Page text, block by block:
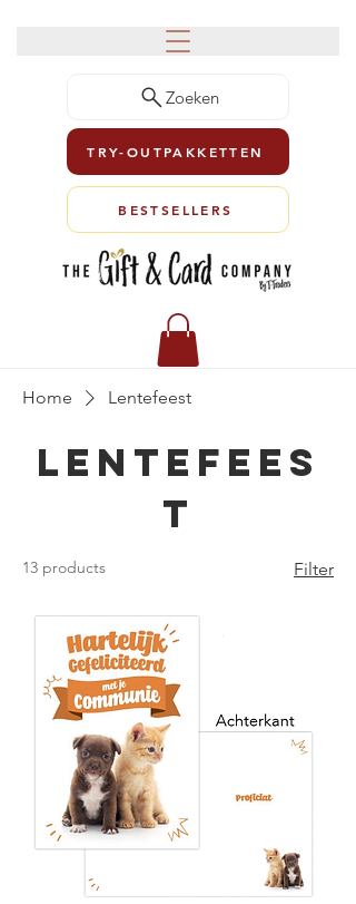
Zoeken
TRY-OUTPAKKETTEN
BESTSELLERS
Home Lentefeest
Lentefees
t
13 products Filter